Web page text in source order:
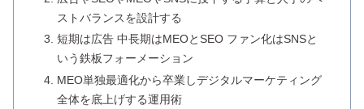
ストバランスを設計する
短期は広告 中長期はMEOとSEO ファン化はSNSと
いう鉄板フォーメーション
MEO単独最適化から卒業しデジタルマーケティング
全体を底上げする運用術